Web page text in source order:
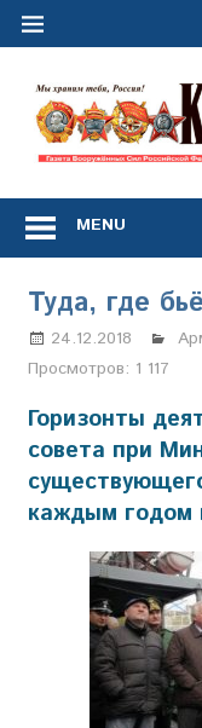
Перейти
Сил
Российской
Федерации
*
выходит
с
января
1924
года
MENU
Туда, где
24.12.2018
Просмотров: 1 117
Горизонты
совета при
каждым годом